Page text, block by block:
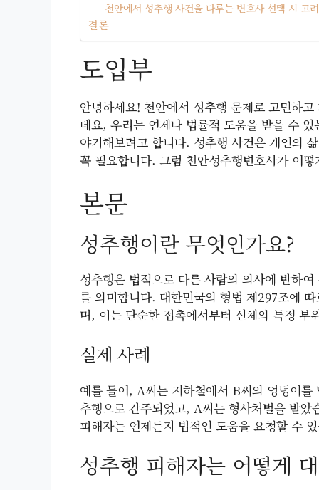
천안에서 성추행 사건을 다루는 변호사 선택 시 고
결론
도입부
안녕하세요! 천안에서 성추행 문제로 고민하
데요, 우리는 언제나 법률적 도움을 받을 수
야기해보려고 합니다. 성추행 사건은 개인의
꼭 필요합니다. 그럼 천안성추행변호사가 어
본문
성추행이란 무엇인가요?
성추행은 법적으로 다른 사람의 의사에 반하
를 의미합니다. 대한민국의 형법 제297조에
며, 이는 단순한 접촉에서부터 신체의 특정 부
실제 사례
예를 들어, A씨는 지하철에서 B씨의 엉덩이
추행으로 간주되었고, A씨는 형사처벌을 받
피해자는 언제든지 법적인 도움을 요청할 수
성추행 피해자는 어떻게